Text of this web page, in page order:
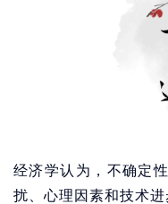
经济学认为，不确定
扰、心理因素和技术进